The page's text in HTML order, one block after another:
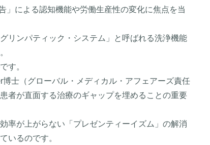
」による認知機能や労働生産性の変化に焦点を当
リンパティック・システム」と呼ばれる洗浄機能
す。
士（グローバル・メディカル・アフェアーズ責任
者が直面する治療のギャップを埋めることの重要
率が上がらない「プレゼンティーイズム」の解消
いるのです。